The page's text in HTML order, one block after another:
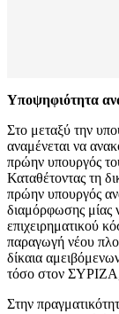
Υποψηφιότητα
Στο μεταξύ την
αναμένεται να
πρώην υπουργός
Καταθέτοντας τη
πρώην υπουργός
διαμόρφωσης μίας
επιχειρηματικού
παραγωγή νέου
δίκαια
τόσο στον
Στην